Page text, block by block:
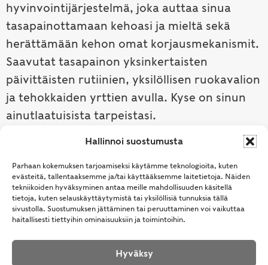
Hallinnoi suostumusta
Parhaan kokemuksen tarjoamiseksi käytämme teknologioita, kuten
evästeitä, tallentaaksemme ja/tai käyttääksemme laitetietoja. Näiden
tekniikoiden hyväksyminen antaa meille mahdollisuuden käsitellä
tietoja, kuten selauskäyttäytymistä tai yksilöllisiä tunnuksia tällä
sivustolla. Suostumuksen jättäminen tai peruuttaminen voi vaikuttaa
haitallisesti tiettyihin ominaisuuksiin ja toimintoihin.
Hyväksy
hyvinvointijärjestelmä, joka auttaa sinua
tasapainottamaan kehoasi ja mieltä sekä
herättämään kehon omat korjausmekanismit.
Saavutat tasapainon yksinkertaisten
päivittäisten rutiinien, yksilöllisen ruokavalion
ja tehokkaiden yrttien avulla. Kyse on sinun
ainutlaatuisista tarpeistasi.
Tutustu ayurvedaan →